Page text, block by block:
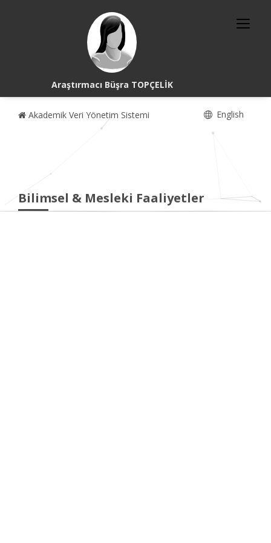
Araştırmacı Büşra TOPÇELİK
Akademik Veri Yönetim Sistemi English
Bilimsel & Mesleki Faaliyetler